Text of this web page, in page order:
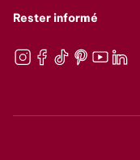
Rester informé